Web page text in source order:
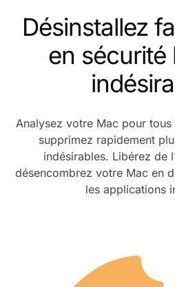
Désinstallez
en sécurité
Analysez votre Mac pour
supprimez rapidement
indésirables. Libérez de
désencombrez votre Mac en
les applications